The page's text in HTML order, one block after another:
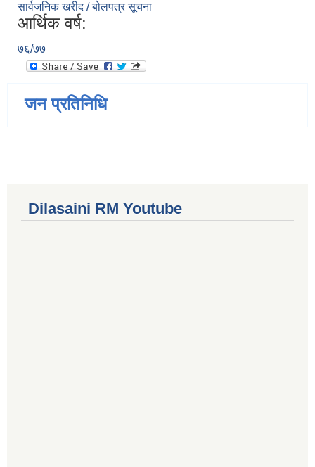
सार्वजनिक खरीद / बोलपत्र सूचना
आर्थिक वर्ष:
७६/७७
जन प्रतिनिधि
Dilasaini RM Youtube